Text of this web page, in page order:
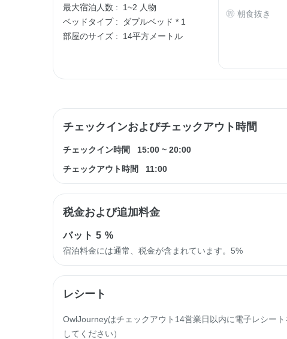
最大宿泊人数 :
1~2 人物
ベッドタイプ :
ダブルベッド * 1
部屋のサイズ :
14平方メートル
朝食抜き
チェックインおよびチェックアウト時間
チェックイン時間 15:00 ~ 20:00
チェックアウト時間
11:00
税金および追加料金
バット5 %
宿泊料金には通常、税金が含まれています。5%
レシート
OwlJourneyはチェックアウト14営業日以内に電子レシー
してください）